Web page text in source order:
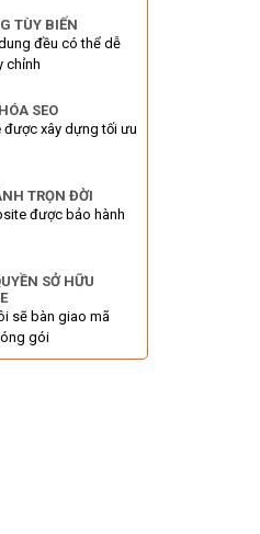
TÙY BIẾN
đều có thể dễ
chỉnh
SEO
được xây dựng tối ưu
TRỌN ĐỜI
được bảo hành
SỞ HỮU
sẽ bàn giao mã
gói